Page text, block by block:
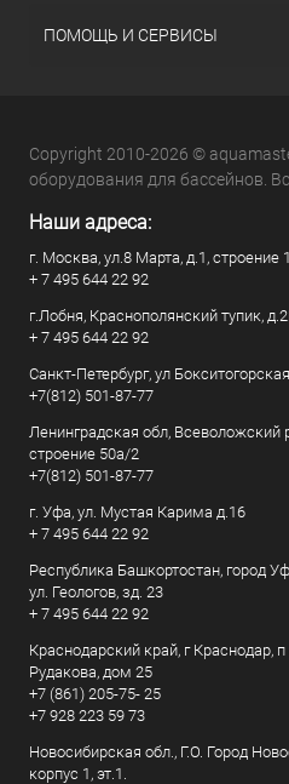
ПОМОЩЬ И СЕРВИСЫ
Copyright 2010-2026 ©
оборудования для бассейнов.
Наши адреса:
г. Москва, ул.8 Марта, д.1, строение
+ 7 495 644 22 92
г.Лобня, Краснополянский тупик,
+ 7 495 644 22 92
Санкт-Петербург, ул
+7(812) 501-87-77
Ленинградская обл, Всеволожский
строение 50а/2
+7(812) 501-87-77
г. Уфа, ул. Мустая Карима д.16
+ 7 495 644 22 92
Республика Башкортостан, город
ул. Геологов, зд. 23
+ 7 495 644 22 92
Краснодарский край, г Краснодар,
Рудакова, дом 25
+7 (861) 205-75- 25
+7 928 223 59 73
Новосибирская обл., Г.О. Город
корпус 1, эт.1.